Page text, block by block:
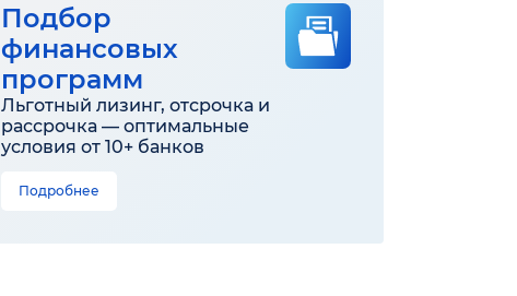
Подбор
финансовых
программ
Льготный лизинг, отсрочка и
рассрочка — оптимальные
условия от 10+ банков
Подробнее